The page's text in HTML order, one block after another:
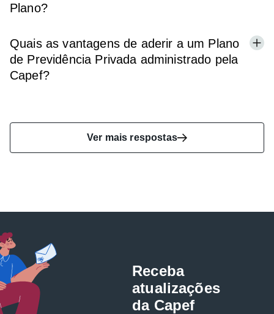
Plano?
Quais as vantagens de aderir a um Plano
de Previdência Privada administrado pela
Capef?
Ver mais respostas
Receba
atualizações
da Capef